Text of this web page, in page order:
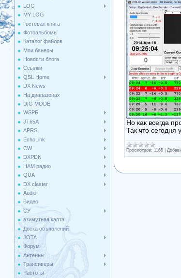
LOG
MY LOG
Гостевая книга
Фотоальбомы
Каталог файлов
Мои банеры
Новости блога
Ссылки
QSL Home
DX News
На диапазонах
DIG MODE
WSPR
JT65A
APRS
EchoLink
CW
DXPDN
HAM радио
QUA
DX claster
Audio
Видео
СУ
азимутная карта
Доска объявлений
JOTA
Форум
Антенны
Трансиверы
Частоты
Но как всегда
Так что
Просмотров: 1168